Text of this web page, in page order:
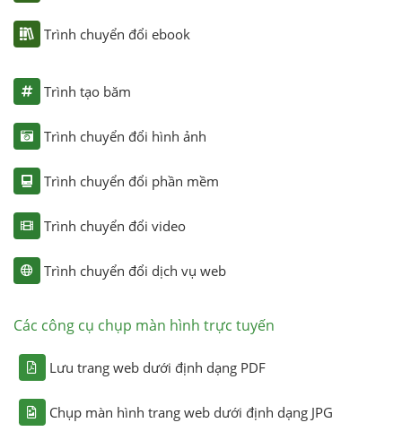
Trình chuyển đổi ebook
Trình tạo băm
Trình chuyển đổi hình ảnh
Trình chuyển đổi phần mềm
Trình chuyển đổi video
Trình chuyển đổi dịch vụ web
Các công cụ chụp màn hình trực tuyến
Lưu trang web dưới định dạng PDF
Chụp màn hình trang web dưới định dạng JPG